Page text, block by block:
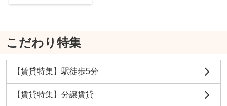
こだわり特集
【賃貸特集】駅徒歩5分
【賃貸特集】分譲賃貸